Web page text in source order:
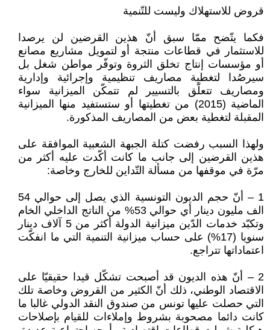
قروض للاستهلاك وليست للتّنمية
فكما يتّضح ممّا سبق أنّ هذين القرضين لن يرصدا
للاستثمار في قطاعات منتجة أو لتمويل مشاريع مصانع
أو مؤسسات إنتاج تخلق الثروة وتوفّر مواطن شغل بل
سيرصُدا لتغطية مصاريف تنظيمية وإجرائية وإدارية
ومصاريف تتعلّق بالتسيير لم تتمكّن الميزانية سواء
الماضية (2015) من تغطيتها أو ستستفيد منها الميزانية
المقبلة لتغطية بعض من المصاريف المذكورة.
ولهذا السبب رفضت كتلة الجبهة الشعبية الموافقة على
هذين القرضين إلى جانب ما كانت أكّدت عليه أكثر من
مرّة في موقفها من مسألة التّداين للخارج وخاصة:
1 – أنّ حجم الديون التونسية الذي يصل إلى حوالي 54
الف مليون دينار أي حوالي 53% من الناتج الداخلي الخام
وتكبّد خدمات الدّين ميزانية الدولة أكثر من 5 آلاف دينار
سنويا (17%) على حساب ميزانية التنمية التي ما انفكّت
اعتماداتها تتراجع.
2 – أنّ هذه الديون قد أصبحت تشكّل قيدا حقيقيّا على
الاقتصاد الوطني، ذلك أنّ الكثير من القروض وخاصة تلك
التي حصلت عليها تونس من صندوق النقد الدولي غالبا ما
كانت دائما مصحوبة بشروط وإملاءات للقيام بإصلاحات